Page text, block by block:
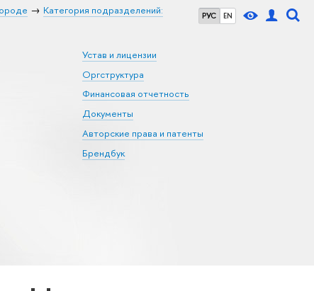
РУС EN
Категория подразделений:
Устав и лицензии
Оргструктура
Финансовая отчетность
Документы
Авторские права и патенты
Брендбук